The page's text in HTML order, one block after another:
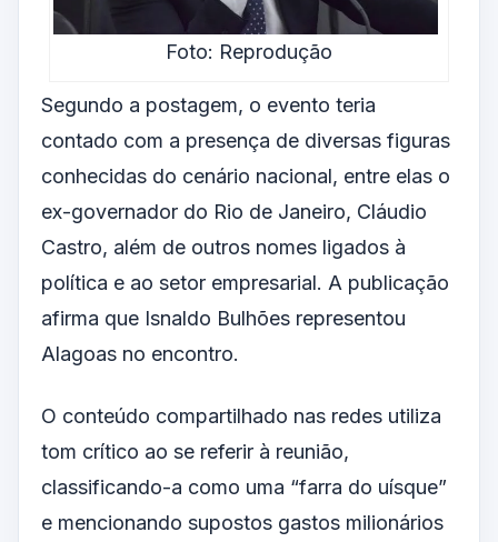
Foto: Reprodução
Segundo a postagem, o evento teria
contado com a presença de diversas figuras
conhecidas do cenário nacional, entre elas o
ex-governador do Rio de Janeiro, Cláudio
Castro, além de outros nomes ligados à
política e ao setor empresarial. A publicação
afirma que Isnaldo Bulhões representou
Alagoas no encontro.
O conteúdo compartilhado nas redes utiliza
tom crítico ao se referir à reunião,
classificando-a como uma “farra do uísque”
e mencionando supostos gastos milionários